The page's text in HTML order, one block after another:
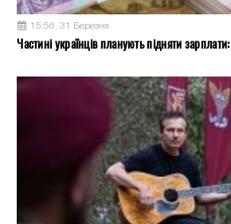
15:56, 31 Березня
Частині українців планують підняти